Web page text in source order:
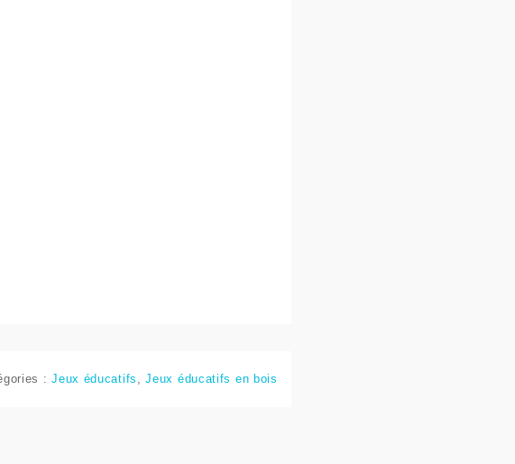
:Jeux éducatifs ,Jeux éducatifs en bois